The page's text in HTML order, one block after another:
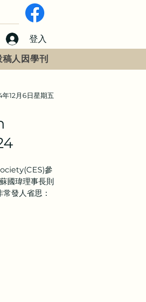
登入
稿人因學刊
12月6日星期五
參
國瑋理事長則
發人省思：